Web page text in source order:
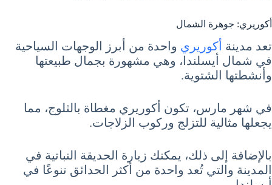
أكوريري: جوهرة الشمال
تعد مدينة أكوريري واحدة من أبرز الوجهات السياحية
في شمال أيسلندا، وهي مشهورة بجمال طبيعتها
وأنشطتها الشتوية.
في شهر مارس، تكون أكوريري مغطاة بالثلوج، مما
يجعلها مثالية للتزلج وركوب الزلاجات.
بالإضافة إلى ذلك، يمكنك زيارة الحديقة النباتية في
المدينة والتي تُعد واحدة من أكثر الحدائق تنوعًا في